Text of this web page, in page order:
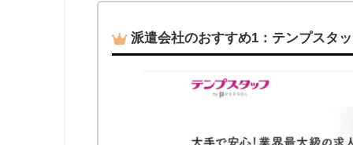
派遣会社のおすすめ1：テンプスタ